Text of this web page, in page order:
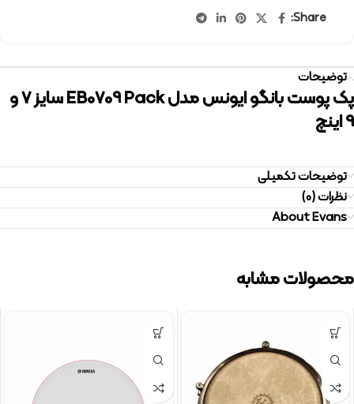
Share:
توضیحات
پک پوست بانگو ایونس مدل EB0709 Pack سایز 7 و
9 اینچ
توضیحات تکمیلی
نظرات (0)
About Evans
محصولات مشابه